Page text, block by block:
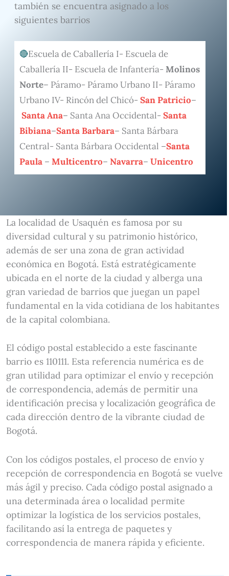
también se encuentra asignado a los
siguientes barrios
Escuela de Caballería I- Escuela de
Caballería II- Escuela de Infantería- Molinos
Norte– Páramo- Páramo Urbano II- Páramo
Urbano IV- Rincón del Chicó- San Patricio–
Santa Ana– Santa Ana Occidental- Santa
Bibiana–Santa Barbara– Santa Bárbara
Central- Santa Bárbara Occidental –Santa
Paula– Multicentro– Navarra– Unicentro
La localidad de Usaquén es famosa por su
diversidad cultural y su patrimonio histórico,
además de ser una zona de gran actividad
económica en Bogotá. Está estratégicamente
ubicada en el norte de la ciudad y alberga una
gran variedad de barrios que juegan un papel
fundamental en la vida cotidiana de los habitantes
de la capital colombiana.
El código postal establecido a este fascinante
barrio es 110111. Esta referencia numérica es de
gran utilidad para optimizar el envío y recepción
de correspondencia, además de permitir una
identificación precisa y localización geográfica de
cada dirección dentro de la vibrante ciudad de
Bogotá.
Con los códigos postales, el proceso de envío y
recepción de correspondencia en Bogotá se vuelve
más ágil y preciso. Cada código postal asignado a
una determinada área o localidad permite
optimizar la logística de los servicios postales,
facilitando así la entrega de paquetes y
correspondencia de manera rápida y eficiente.